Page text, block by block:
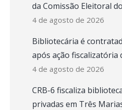
da Comissão Eleitoral
4 de agosto de 2026
Bibliotecária é
após ação fiscalizatória
4 de agosto de 2026
CRB-6 fiscaliza
privadas em Três